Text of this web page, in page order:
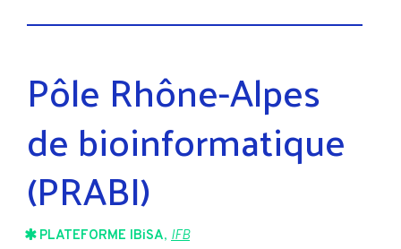
Pôle Rhône-Alpes
de bioinformatique
(PRABI)
PLATEFORME IBiSA, IFB